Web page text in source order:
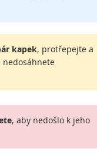
kapek, protřepejte a
nedosáhnete
, aby nedošlo k jeho